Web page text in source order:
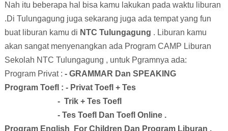
Nah itu beberapa hal bisa kamu lakukan pada waktu liburan
.Di Tulungagung juga sekarang juga ada tempat yang fun
buat liburan kamu di NTC Tulungagung . Liburan kamu
akan sangat menyenangkan ada Program CAMP Liburan
Sekolah NTC Tulungagung , untuk Pgramnya ada:
Program Privat : - GRAMMAR Dan SPEAKING
Program Toefl : - Privat Toefl + Tes
- Trik + Tes Toefl
- Tes Toefl Dan Toefl Online .
Program English
For Children Dan Program Liburan .